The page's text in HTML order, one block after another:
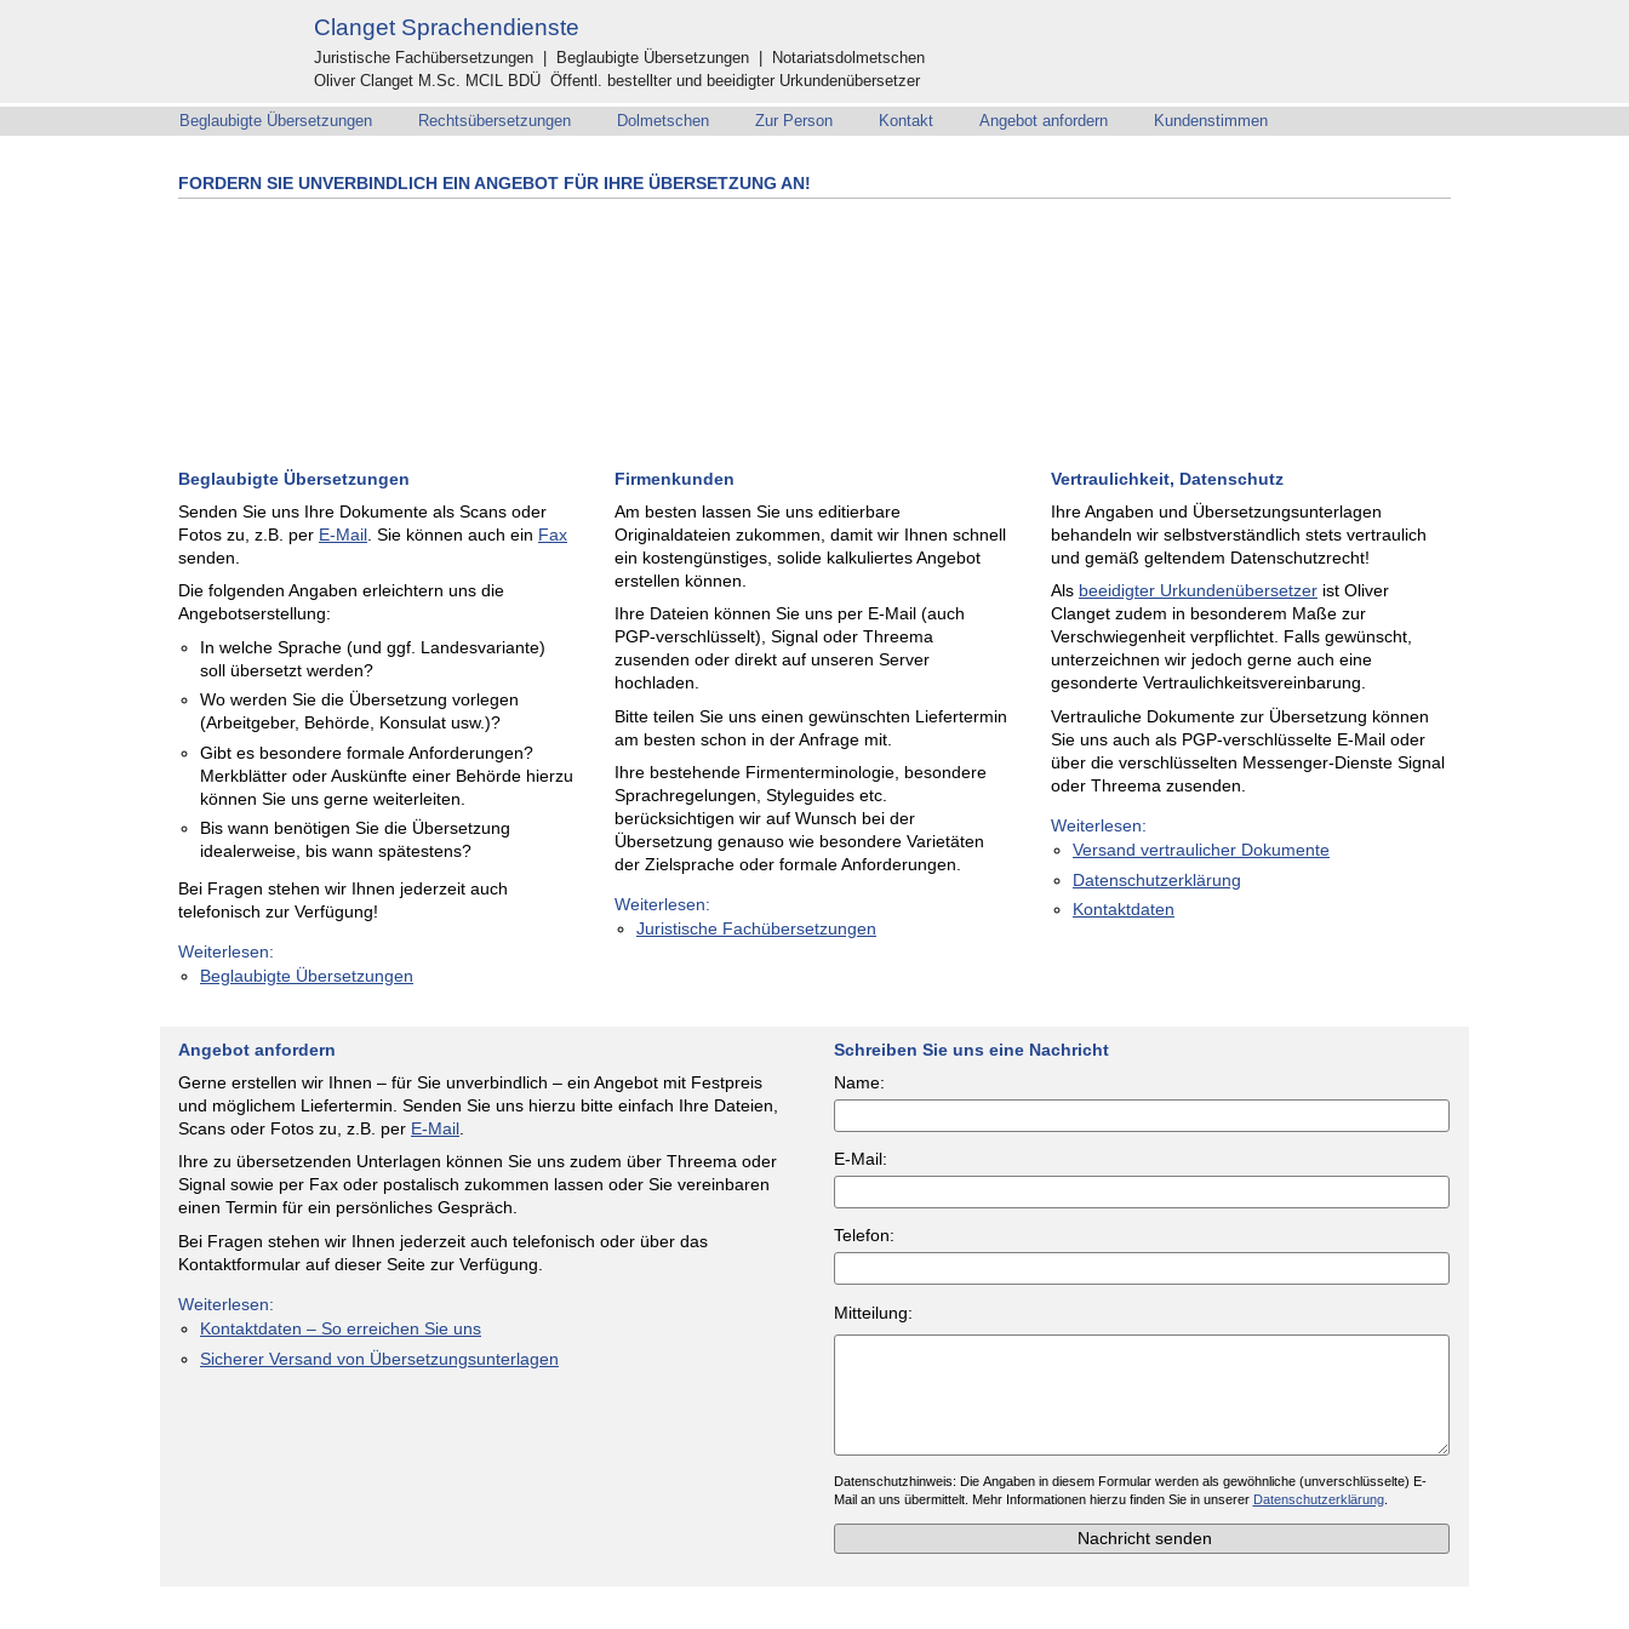
Beglaubigte Übersetzungen Rechtsübersetzungen
Clanget Sprachendienste
Juristische Fachübersetzungen | Beglaubigte Übersetzungen | Notariatsdolmetschen
Oliver Clanget M.Sc. MCIL BDÜ Öffentl. bestellter und beeidigter Urkundenübersetzer
Beglaubigte Übersetzungen Rechtsübersetzungen Dolmetschen Zur Person Kontakt Angebot anfordern Kundenstimmen
FORDERN SIE UNVERBINDLICH EIN ANGEBOT FÜR IHRE ÜBERSETZUNG AN!
Beglaubigte Übersetzungen
Senden Sie uns Ihre Dokumente als Scans oder
Fotos zu, z.B. per E-Mail . Sie können auch ein Fax
senden.
Die folgenden Angaben erleichtern uns die
Angebotserstellung:
In welche Sprache (und ggf. Landesvariante)
soll übersetzt werden?
Wo werden Sie die Übersetzung vorlegen
(Arbeitgeber, Behörde, Konsulat usw.)?
Gibt es besondere formale Anforderungen?
Merkblätter oder Auskünfte einer Behörde hierzu
können Sie uns gerne weiterleiten.
Bis wann benötigen Sie die Übersetzung
idealerweise, bis wann spätestens?
Bei Fragen stehen wir Ihnen jederzeit auch
telefonisch zur Verfügung!
Weiterlesen:
Beglaubigte Übersetzungen
Firmenkunden
Am besten lassen Sie uns editierbare
Originaldateien zukommen, damit wir Ihnen schnell
ein kostengünstiges, solide kalkuliertes Angebot
erstellen können.
Ihre Dateien können Sie uns per E-Mail (auch
PGP-verschlüsselt), Signal oder Threema
zusenden oder direkt auf unseren Server
hochladen.
Bitte teilen Sie uns einen gewünschten Liefertermin
am besten schon in der Anfrage mit.
Ihre bestehende Firmenterminologie, besondere
Sprachregelungen, Styleguides etc.
berücksichtigen wir auf Wunsch bei der
Übersetzung genauso wie besondere Varietäten
der Zielsprache oder formale Anforderungen.
Weiterlesen:
Juristische Fachübersetzungen
Vertraulichkeit, Datenschutz
Ihre Angaben und Übersetzungsunterlagen
behandeln wir selbstverständlich stets vertraulich
und gemäß geltendem Datenschutzrecht!
Als beeidigter Urkundenübersetzerist Oliver
Clanget zudem in besonderem Maße zur
Verschwiegenheit verpflichtet. Falls gewünscht,
unterzeichnen wir jedoch gerne auch eine
gesonderte Vertraulichkeitsvereinbarung.
Vertrauliche Dokumente zur Übersetzung können
Sie uns auch als PGP-verschlüsselte E-Mail oder
über die verschlüsselten Messenger-Dienste Signal
oder Threema zusenden.
Weiterlesen:
Versand vertraulicher Dokumente
Datenschutzerklärung
Kontaktdaten
Angebot anfordern
Gerne erstellen wir Ihnen – für Sie unverbindlich – ein Angebot mit Festpreis
und möglichem Liefertermin. Senden Sie uns hierzu bitte einfach Ihre Dateien,
Scans oder Fotos zu, z.B. per E-Mail
Ihre zu übersetzenden Unterlagen können Sie uns zudem über Threema oder
Signal sowie per Fax oder postalisch zukommen lassen oder Sie vereinbaren
einen Termin für ein persönliches Gespräch.
Bei Fragen stehen wir Ihnen jederzeit auch telefonisch oder über das
Kontaktformular auf dieser Seite zur Verfügung.
Weiterlesen:
Kontaktdaten – So erreichen Sie uns
Sicherer Versand von Übersetzungsunterlagen
Schreiben Sie uns eine Nachricht
Name:
E-Mail:
Telefon:
Bıtte NlCHT aendern, wenn Sıe 1 Mensch sınd: 4+1=
Mitteilung:
Datenschutzhinweis: Die Angaben in diesem Formular werden als gewöhnliche (unverschlüsselte) E-
Mail an uns übermittelt. Mehr Informationen hierzu finden Sie in unserer Datenschutzerklärung.